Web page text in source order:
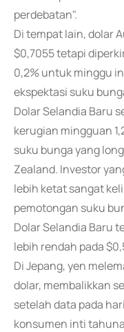
perdebatan".
Di tempat lain, dolar
$0,7055 tetapi
0,2% untuk minggu
ekspektasi suku
Dolar Selandia Baru
kerugian mingguan
suku bunga yang
Zealand. Investor
lebih ketat sangat
pemotongan suku
Dolar Selandia Baru
lebih rendah pada
Di Jepang, yen
dolar, membalikkan
setelah data pada
konsumen inti